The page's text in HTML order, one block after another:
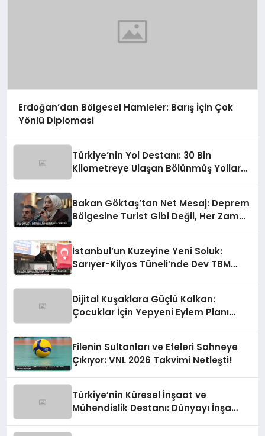
Erdoğan’dan Bölgesel Hamleler: Barış İçin Çok
Yönlü Diplomasi
Türkiye’nin Yol Destanı: 30 Bin
Kilometreye Ulaşan Bölünmüş Yollar
Bakan Göktaş’tan Net Mesaj: Deprem
Bölgesine Turist Gibi Değil, Her Zaman
İstanbul’un Kuzeyine Yeni Soluk:
Sarıyer-Kilyos Tüneli’nde Dev TBM
Dijital Kuşaklara Güçlü Kalkan:
Çocuklar İçin Yepyeni Eylem Planı
Filenin Sultanları ve Efeleri Sahneye
Çıkıyor: VNL 2026 Takvimi Netleşti!
Türkiye’nin Küresel İnşaat ve
Mühendislik Destanı: Dünyayı İnşa